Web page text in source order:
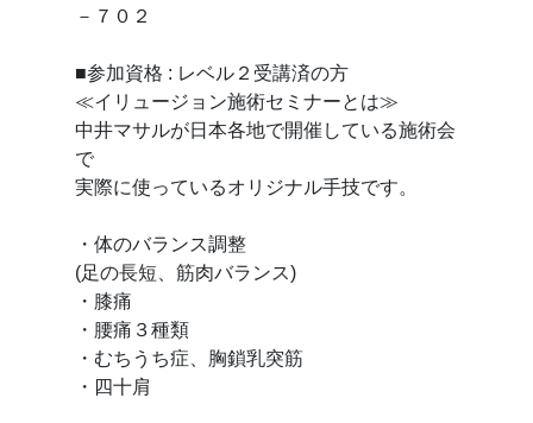
－７０２
■参加資格 : レベル２受講済の方
≪イリュージョン施術セミナーとは≫
中井マサルが日本各地で開催している施術会
で
実際に使っているオリジナル手技です。
・体のバランス調整
(足の長短、筋肉バランス)
・膝痛
・腰痛３種類
・むちうち症、胸鎖乳突筋
・四十肩